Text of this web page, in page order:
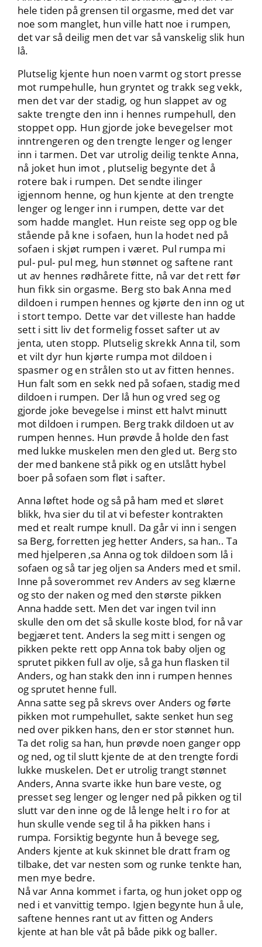
hele tiden på grensen til orgasme, med det var
noe som manglet, hun ville hatt noe i rumpen,
det var så deilig men det var så vanskelig slik hun
lå.
Plutselig kjente hun noen varmt og stort presse
mot rumpehulle, hun gryntet og trakk seg vekk,
men det var der stadig, og hun slappet av og
sakte trengte den inn i hennes rumpehull, den
stoppet opp. Hun gjorde joke bevegelser mot
inntrengeren og den trengte lenger og lenger
inn i tarmen. Det var utrolig deilig tenkte Anna,
nå joket hun imot , plutselig begynte det å
rotere bak i rumpen. Det sendte ilinger
igjennom henne, og hun kjente at den trengte
lenger og lenger inn i rumpen, dette var det
som hadde manglet. Hun reiste seg opp og ble
stående på kne i sofaen, hun la hodet ned på
sofaen i skjøt rumpen i været. Pul rumpa mi
pul- pul- pul meg, hun stønnet og saftene rant
ut av hennes rødhårete fitte, nå var det rett før
hun fikk sin orgasme. Berg sto bak Anna med
dildoen i rumpen hennes og kjørte den inn og ut
i stort tempo. Dette var det villeste han hadde
sett i sitt liv det formelig fosset safter ut av
jenta, uten stopp. Plutselig skrekk Anna til, som
et vilt dyr hun kjørte rumpa mot dildoen i
spasmer og en strålen sto ut av fitten hennes.
Hun falt som en sekk ned på sofaen, stadig med
dildoen i rumpen. Der lå hun og vred seg og
gjorde joke bevegelse i minst ett halvt minutt
mot dildoen i rumpen. Berg trakk dildoen ut av
rumpen hennes. Hun prøvde å holde den fast
med lukke muskelen men den gled ut. Berg sto
der med bankene stå pikk og en utslått hybel
boer på sofaen som fløt i safter.
Anna løftet hode og så på ham med et sløret
blikk, hva sier du til at vi befester kontrakten
med et realt rumpe knull. Da går vi inn i sengen
sa Berg, forretten jeg hetter Anders, sa han.. Ta
med hjelperen ,sa Anna og tok dildoen som lå i
sofaen og så tar jeg oljen sa Anders med et smil.
Inne på soverommet rev Anders av seg klærne
og sto der naken og med den største pikken
Anna hadde sett. Men det var ingen tvil inn
skulle den om det så skulle koste blod, for nå var
begjæret tent. Anders la seg mitt i sengen og
pikken pekte rett opp Anna tok baby oljen og
sprutet pikken full av olje, så ga hun flasken til
Anders, og han stakk den inn i rumpen hennes
og sprutet henne full.
Anna satte seg på skrevs over Anders og førte
pikken mot rumpehullet, sakte senket hun seg
ned over pikken hans, den er stor stønnet hun.
Ta det rolig sa han, hun prøvde noen ganger opp
og ned, og til slutt kjente de at den trengte fordi
lukke muskelen. Det er utrolig trangt stønnet
Anders, Anna svarte ikke hun bare veste, og
presset seg lenger og lenger ned på pikken og til
slutt var den inne og de lå lenge helt i ro for at
hun skulle vende seg til å ha pikken hans i
rumpa. Forsiktig begynte hun å bevege seg,
Anders kjente at kuk skinnet ble dratt fram og
tilbake, det var nesten som og runke tenkte han,
men mye bedre.
Nå var Anna kommet i farta, og hun joket opp og
ned i et vanvittig tempo. Igjen begynte hun å ule,
saftene hennes rant ut av fitten og Anders
kjente at han ble våt på både pikk og baller.